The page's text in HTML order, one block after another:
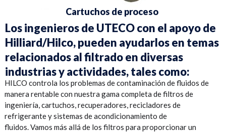
Cartuchos de proceso
Los ingenieros de UTECO con el apoyo de
Hilliard/Hilco, pueden ayudarlos en temas
relacionados al filtrado en diversas
industrias y actividades, tales como:
HILCO controla los problemas de contaminación de fluidos de
manera rentable con nuestra gama completa de filtros de
ingeniería, cartuchos, recuperadores, recicladores de
refrigerante y sistemas de acondicionamiento de
fluidos. Vamos más allá de los filtros para proporcionar un